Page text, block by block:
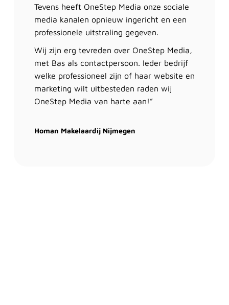
Tevens heeft OneStep Media onze sociale
media kanalen opnieuw ingericht en een
professionele uitstraling gegeven.
Wij zijn erg tevreden over OneStep Media,
met Bas als contactpersoon. Ieder bedrijf
welke professioneel zijn of haar website en
marketing wilt uitbesteden raden wij
OneStep Media van harte aan!”
Homan Makelaardij Nijmegen